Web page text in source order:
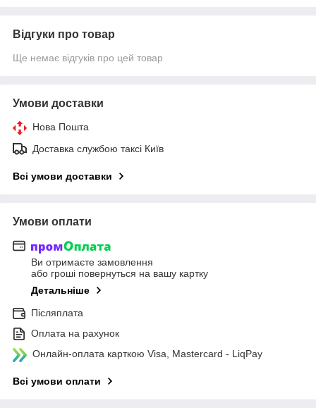
Відгуки про товар
Ще немає відгуків про цей товар
Умови доставки
Нова Пошта
Доставка службою таксі Київ
Всі умови доставки
Умови оплати
Ви отримаєте замовлення
або гроші повернуться на вашу картку
Детальніше
Післяплата
Оплата на рахунок
Онлайн-оплата карткою Visa, Mastercard - LiqPay
Всі умови оплати